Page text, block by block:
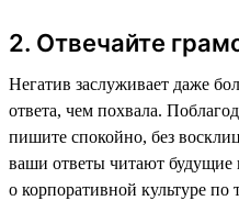
2. Отвечайте
Негатив заслуживает даже
ответа, чем похвала.
пишите спокойно, без
ваши ответы читают
о корпоративной культуре